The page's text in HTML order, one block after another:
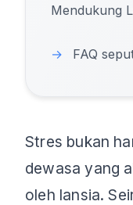
Mendukung
→ FAQ
Stres bukan
dewasa yang
oleh lansia.